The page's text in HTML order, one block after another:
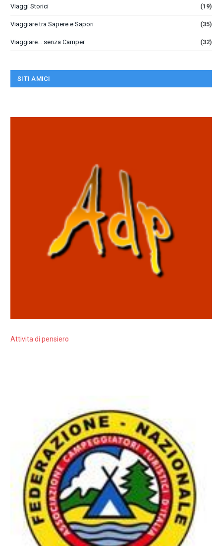
Viaggi Storici (19)
Viaggiare tra Sapere e Sapori (35)
Viaggiare… senza Camper (32)
SITI AMICI
Attivita di pensiero